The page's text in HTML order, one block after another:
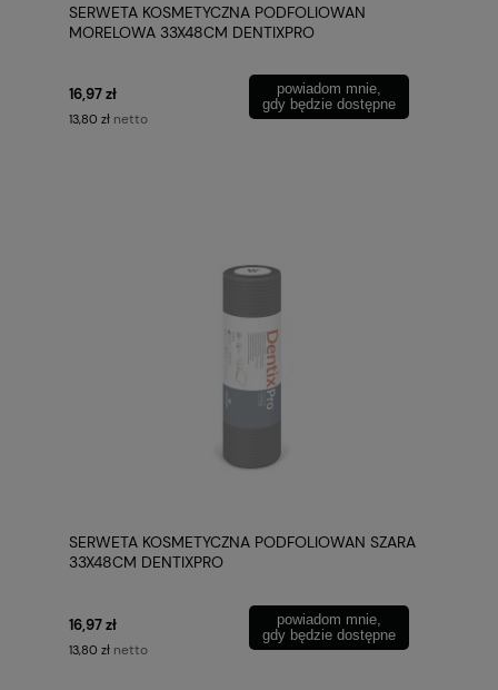
SERWETA KOSMETYCZNA PODFOLIOWAN
MORELOWA 33X48CM DENTIXPRO
16,97 zł
13,80 zł netto
powiadom mnie,
gdy będzie dostępne
SERWETA KOSMETYCZNA PODFOLIOWAN SZARA
33X48CM DENTIXPRO
16,97 zł
13,80 zł netto
powiadom mnie,
gdy będzie dostępne